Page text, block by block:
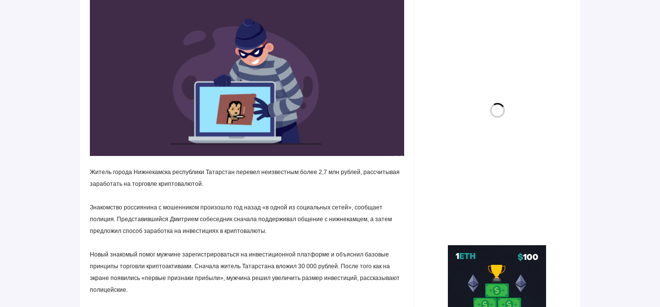
Житель города Нижнекамска республики Татарстан перевел неизвестным более 2,7 млн рублей, рассчитывая
заработать на торговле криптовалютой.
Знакомство россиянина с мошенником произошло год назад «в одной из социальных сетей», сообщает
полиция. Представившийся Дмитрием собеседник сначала поддерживал общение с нижнекамцем, а затем
предложил способ заработка на инвестициях в криптовалюты.
Новый знакомый помог мужчине зарегистрироваться на инвестиционной платформе и объяснил базовые
принципы торговли криптоактивами. Сначала житель Татарстана вложил 30 000 рублей. После того как на
экране появились «первые признаки прибыли», мужчина решил увеличить размер инвестиций, рассказывают
полицейские.